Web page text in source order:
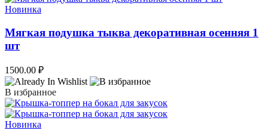
Новинка
Мягкая подушка тыква декоративная осенняя 1
шт
1500.00 ₽
В избранное
Новинка